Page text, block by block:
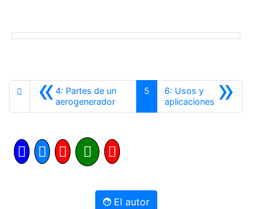
«4: Partes de un
aerogeneradorAnterior
5 »
6: Usos y
aplicaciones Siguiente
El autor